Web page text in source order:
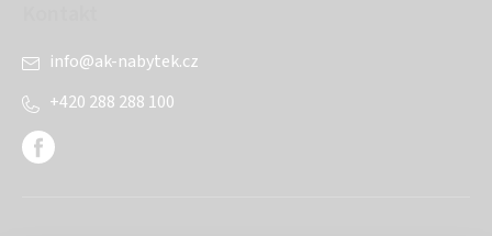
info@ak-nabytek.cz
+420 288 288 100